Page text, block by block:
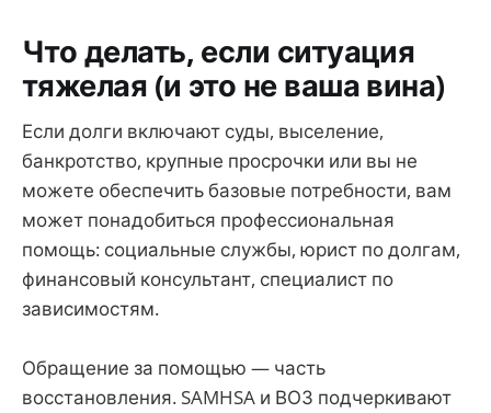
Что делать, если ситуация
тяжелая (и это не ваша вина)
Если долги включают суды, выселение,
банкротство, крупные просрочки или вы не
можете обеспечить базовые потребности, вам
может понадобиться профессиональная
помощь: социальные службы, юрист по долгам,
финансовый консультант, специалист по
зависимостям.
Обращение за помощью — часть
восстановления. SAMHSA и ВОЗ подчеркивают